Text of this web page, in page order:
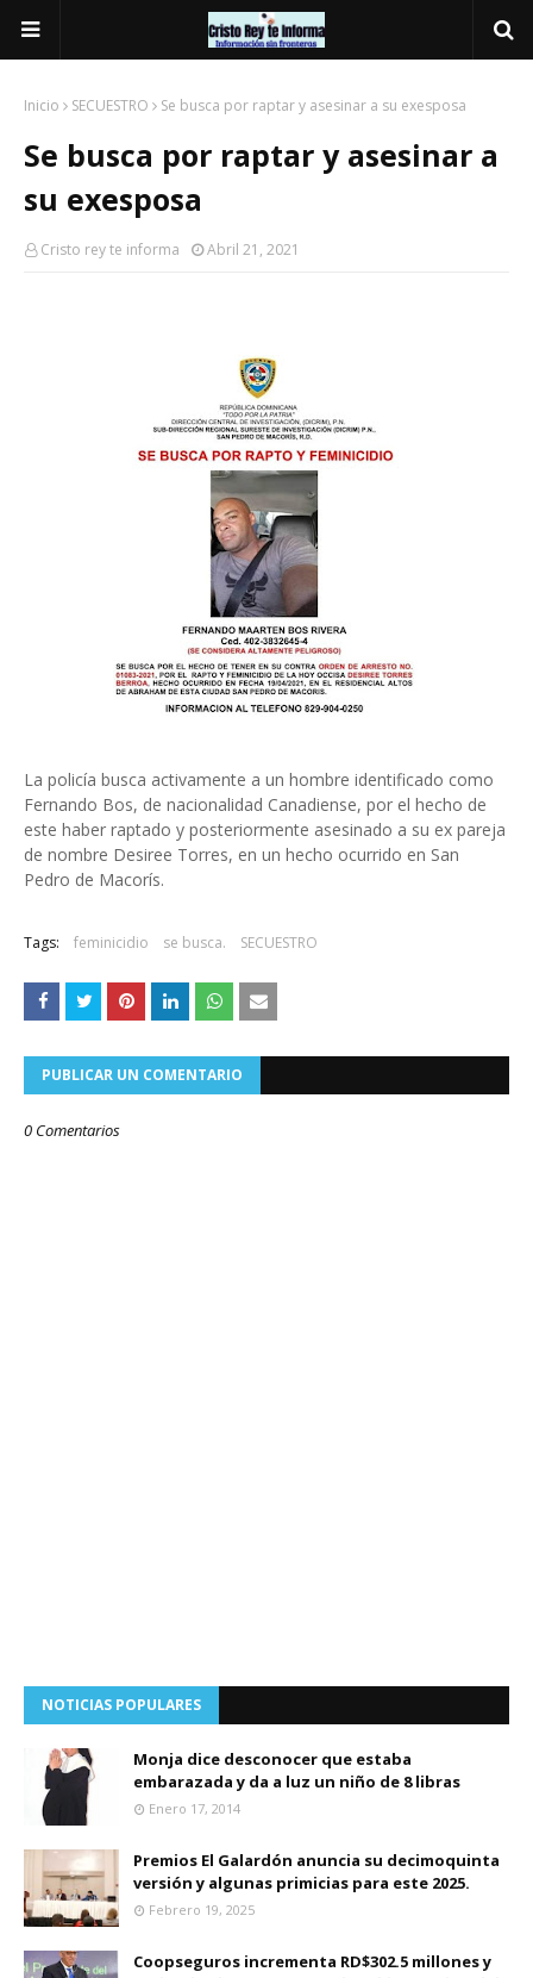
Inicio SECUESTRO Se busca por raptar y asesinar a su exesposa
Se busca por raptar y asesinar a
su exesposa
Cristo rey te informa Abril 21, 2021
La policía busca activamente a un hombre identificado como
Fernando Bos, de nacionalidad Canadiense, por el hecho de
este haber raptado y posteriormente asesinado a su ex pareja
de nombre Desiree Torres, en un hecho ocurrido en San
Pedro de Macorís.
Tags: feminicidio se busca. SECUESTRO
PUBLICAR UN COMENTARIO
0 Comentarios
NOTICIAS POPULARES
Monja dice desconocer que estaba
embarazada y da a luz un niño de 8 libras
Enero 17, 2014
Premios El Galardón anuncia su decimoquinta
versión y algunas primicias para este 2025.
Febrero 19, 2025
Coopseguros incrementa RD$302.5 millones y